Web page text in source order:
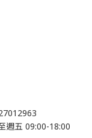
週五 09:00-18:00